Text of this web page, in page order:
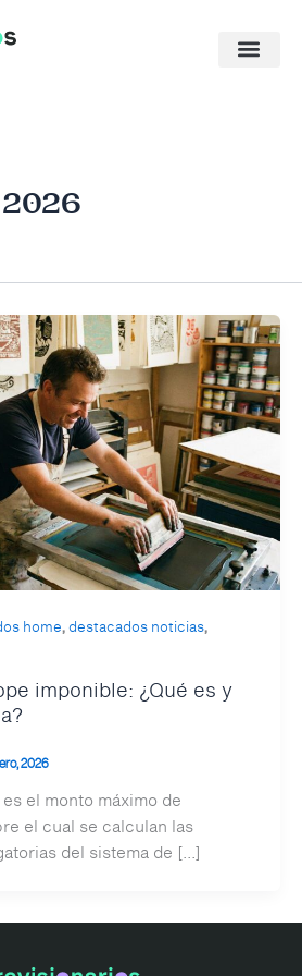
home,destacados noticias,
imponible: ¿Qué es y
2026
el monto máximo de
el cual se calculan las
del sistema de […]